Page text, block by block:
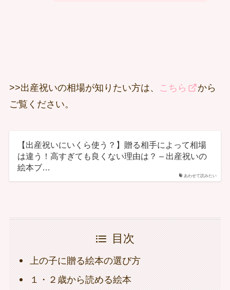
>>出産祝いの相場が知りたい方は、 こちら
から
ご覧ください。
あわせて読みたい
【出産祝いにいくら使う？】贈る相手によって相場
は違う！高すぎても良くない理由は？ – 出産祝いの
絵本ブ…
目次
上の子に贈る絵本の選び方
１・２歳から読める絵本